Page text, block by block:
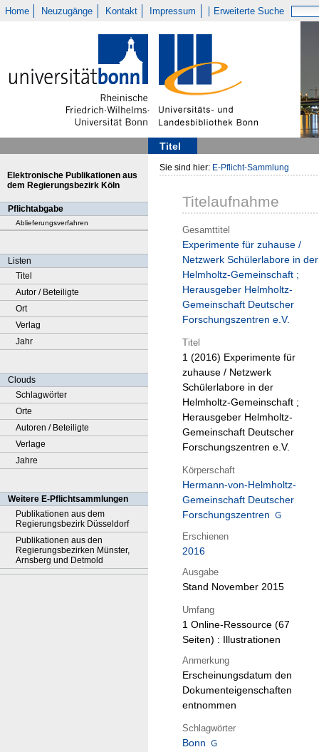
Home Neuzugänge Kontakt Impressum Erweiterte Suche
Titel
Elektronische Publikationen aus
dem Regierungsbezirk Köln
Pflichtabgabe
Ablieferungsverfahren
Listen
Titel
Autor / Beteiligte
Ort
Verlag
Jahr
Clouds
Schlagwörter
Orte
Autoren / Beteiligte
Verlage
Jahre
Weitere E-Pflichtsammlungen
Publikationen aus dem
Regierungsbezirk Düsseldorf
Publikationen aus den
Regierungsbezirken Münster,
Arnsberg und Detmold
Sie sind hier: E-Pflicht-Sammlung
Titelaufnahme
Gesamttitel
Experimente für zuhause /
Netzwerk Schülerlabore in der
Helmholtz-Gemeinschaft ;
Herausgeber Helmholtz-
Gemeinschaft Deutscher
Forschungszentren e.V.
Titel
1 (2016) Experimente für
zuhause / Netzwerk
Schülerlabore in der
Helmholtz-Gemeinschaft ;
Herausgeber Helmholtz-
Gemeinschaft Deutscher
Forschungszentren e.V.
Körperschaft
Hermann-von-Helmholtz-
Gemeinschaft Deutscher
Forschungszentren
Erschienen
2016
Ausgabe
Stand November 2015
Umfang
1 Online-Ressource (67
Seiten) : Illustrationen
Anmerkung
Erscheinungsdatum den
Dokumenteigenschaften
entnommen
Schlagwörter
Bonn